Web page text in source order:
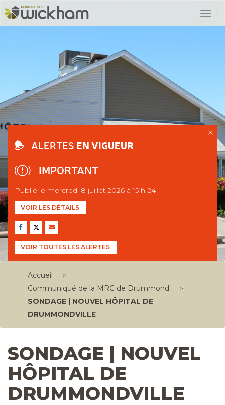
X
ALERTES EN VIGUEUR
IMPORTANT
Publié le mercredi 8 juillet 2026 à 15 h 24
VOIR LES DÉTAILS
VOIR TOUTES LES ALERTES
Accueil
>
Communiqué de la MRC de Drummond
>
SONDAGE | NOUVEL HÔPITAL DE
DRUMMONDVILLE
SONDAGE | NOUVEL
HÔPITAL DE
DRUMMONDVILLE